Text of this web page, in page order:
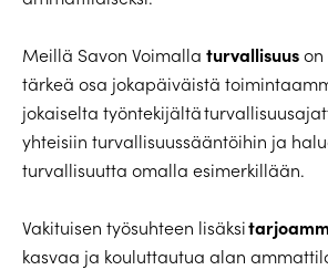
Meillä Savon Voimalla turvallisuuson
tärkeä osa jokapäiväistä
jokaiselta työntekijältä
yhteisiin turvallisuussääntöihin ja
turvallisuutta omalla esimerkillään.
Vakituisen työsuhteen lisäksi
kasvaa ja kouluttautua alan